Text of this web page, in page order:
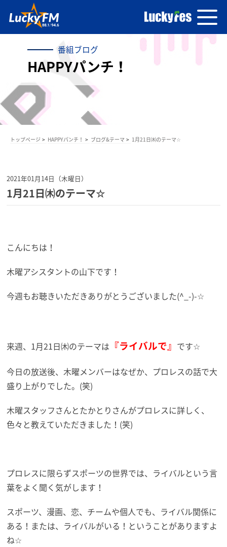
番組ブログ
HAPPYパンチ！
トップページ HAPPYパンチ！ ブログ&テーマ 1月21日㈭のテーマ☆
2021年01月14日（木曜日）
1月21日㈭のテーマ☆
こんにちは！
木曜アシスタントの山下です！
今週もお聴きいただきありがとうございました(^_-)-☆
来週、1月21日㈭のテーマは 『ライバルで』 です☆
今日の放送後、木曜メンバーはなぜか、プロレスの話で大
盛り上がりでした。(笑)
木曜スタッフさんとたかとりさんがプロレスに詳しく、
色々と教えていただきました！(笑)
プロレスに限らずスポーツの世界では、ライバルという言
葉をよく聞く気がします！
スポーツ、漫画、恋、チームや個人でも、ライバル関係に
ある！または、ライバルがいる！ということがありますよ
ね☆